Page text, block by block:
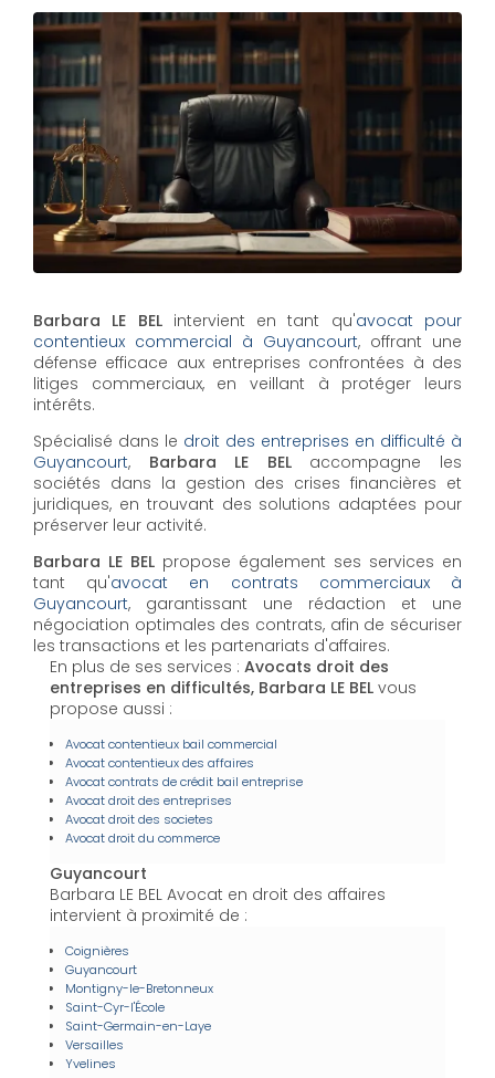
Barbara LE BELintervient en tant qu'avocat pour
contentieux commercial à Guyancourt, offrant une
défense efficace aux entreprises confrontées à des
litiges commerciaux, en veillant à protéger leurs
intérêts.
Spécialisé dans le droit des entreprises en difficulté à
Guyancourt, Barbara LE BELaccompagne les
sociétés dans la gestion des crises financières et
juridiques, en trouvant des solutions adaptées pour
préserver leur activité.
Barbara LE BEL propose également ses services en
tant qu'avocat en contrats commerciaux à
Guyancourt, garantissant une rédaction et une
négociation optimales des contrats, afin de sécuriser
les transactions et les partenariats d'affaires.
En plus de ses services : Avocats droit des
entreprises en difficultés, Barbara LE BEL vous
propose aussi :
Avocat contentieux bail commercial
Avocat contentieux des affaires
Avocat contrats de crédit bail entreprise
Avocat droit des entreprises
Avocat droit des societes
Avocat droit du commerce
Guyancourt
Barbara LE BEL Avocat en droit des affaires
intervient à proximité de :
Coignières
Guyancourt
Montigny-le-Bretonneux
Saint-Cyr-l'École
Saint-Germain-en-Laye
Versailles
Yvelines